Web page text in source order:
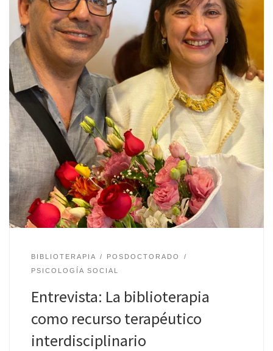
BIBLIOTERAPIA
POSDOCTORADO
PSICOLOGÍA SOCIAL
Entrevista: La biblioterapia
como recurso terapéutico
interdisciplinario